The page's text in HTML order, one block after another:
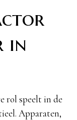
in
rol speelt in de
Apparaten,